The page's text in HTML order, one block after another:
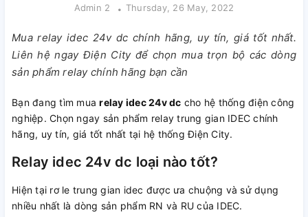
Admin 2 Thursday, 26 May, 2022
Mua relay idec 24v dc chính hãng, uy tín, giá tốt nhất.
Liên hệ ngay Điện City để chọn mua trọn bộ các dòng
sản phẩm relay chính hãng bạn cần
Bạn đang tìm muarelay idec 24v dc cho hệ thống điện công
nghiệp. Chọn ngay sản phẩm relay trung gian IDEC chính
hãng, uy tín, giá tốt nhất tại hệ thống Điện City.
Relay idec 24v dc loại nào tốt?
Hiện tại rơ le trung gian idec được ưa chuộng và sử dụng
nhiều nhất là dòng sản phẩm RN và RU của IDEC.